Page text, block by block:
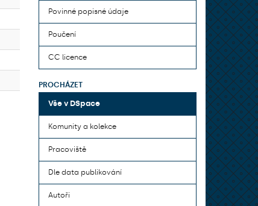
Povinné popisné údaje
Poučení
CC licence
PROCHÁZET
Vše v DSpace
Komunity a kolekce
Pracoviště
Dle data publikování
Autoři